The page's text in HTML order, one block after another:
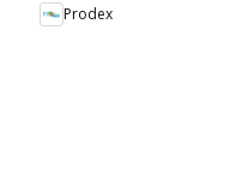
Prodex